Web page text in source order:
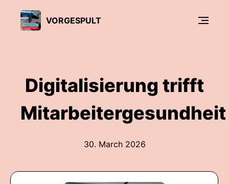
VORGESPULT
Digitalisierung trifft
Mitarbeitergesundheit
30. March 2026